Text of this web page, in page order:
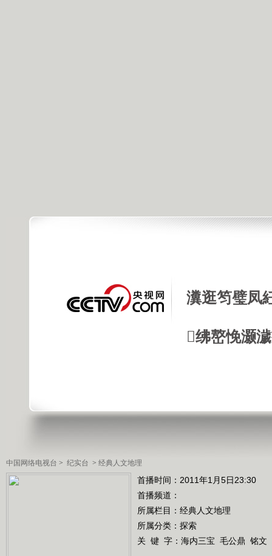
瀵逛笉璧凤
绋嶅悗灏
中国网络电视台 > 纪实台 > 经典人文地理
首播时间：2011年1月5日23:30
首播频道：
所属栏目： 经典人文地理
所属分类：探索
关 键 字： 海内三宝 毛公鼎 铭文